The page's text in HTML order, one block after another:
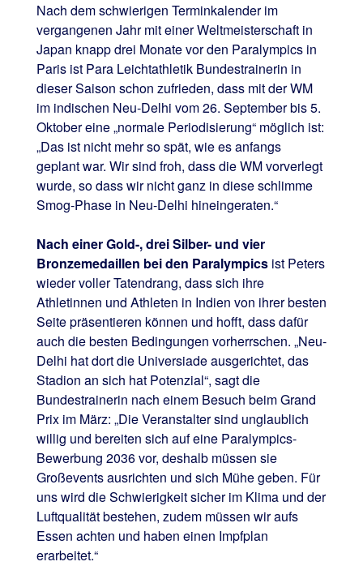
Nach dem schwierigen Terminkalender im
vergangenen Jahr mit einer Weltmeisterschaft in
Japan knapp drei Monate vor den Paralympics in
Paris ist Para Leichtathletik Bundestrainerin in
dieser Saison schon zufrieden, dass mit der WM
im indischen Neu-Delhi vom 26. September bis 5.
Oktober eine „normale Periodisierung“ möglich ist:
„Das ist nicht mehr so spät, wie es anfangs
geplant war. Wir sind froh, dass die WM vorverlegt
wurde, so dass wir nicht ganz in diese schlimme
Smog-Phase in Neu-Delhi hineingeraten.“
Nach einer Gold-, drei Silber- und vier
Bronzemedaillen bei den Paralympicsist Peters
wieder voller Tatendrang, dass sich ihre
Athletinnen und Athleten in Indien von ihrer besten
Seite präsentieren können und hofft, dass dafür
auch die besten Bedingungen vorherrschen. „Neu-
Delhi hat dort die Universiade ausgerichtet, das
Stadion an sich hat Potenzial“, sagt die
Bundestrainerin nach einem Besuch beim Grand
Prix im März: „Die Veranstalter sind unglaublich
willig und bereiten sich auf eine Paralympics-
Bewerbung 2036 vor, deshalb müssen sie
Großevents ausrichten und sich Mühe geben. Für
uns wird die Schwierigkeit sicher im Klima und der
Luftqualität bestehen, zudem müssen wir aufs
Essen achten und haben einen Impfplan
erarbeitet.“